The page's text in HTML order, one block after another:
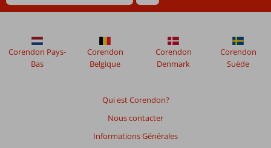
Qui est Corendon?
Nous contacter
Informations Générales
Corendon Pays-
Bas
Corendon
Belgique
Corendon
Denmark
Corendon
Suède